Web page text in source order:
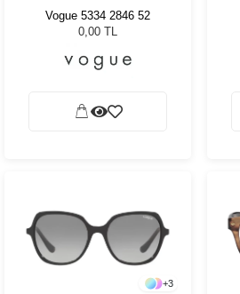
Vogue 5334 2846 52
0,00 TL
+3